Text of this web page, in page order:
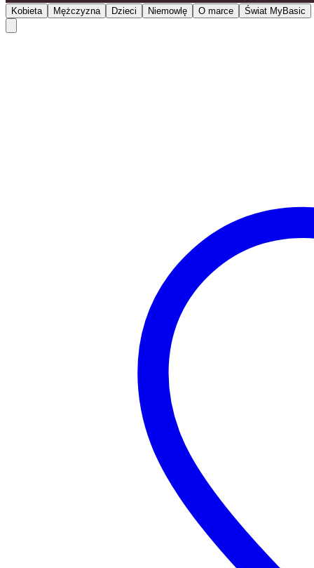
Kobieta Mężczyzna Dzieci Niemowlę O marce Świat MyBasic